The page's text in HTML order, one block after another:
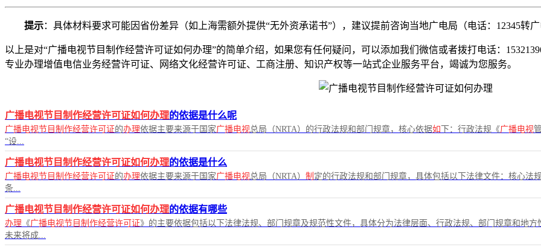
提示：具体材料要求可能因省份差异（如上海需额外提供“无外资承诺书”），建议提前咨询当地广电局（电话：12345转广
以上是对“广播电视节目制作经营许可证如何办理”的简单介绍，如果您有任何疑问，可以添加我们微信或者拨打电话：
专业办理增值电信业务经营许可证、网络文化经营许可证、工商注册、知识产权等一站式企业服务平台，竭诚为您服务。
广播电视节目制作经营许可证如何办理的依据是什么呢
广播电视节目制作经营许可证的办理依据主要来源于国家广播电视总局（NRTA）的行政法规和部门规章，核心依据如下：行政法规《广播电视管
“设...
广播电视节目制作经营许可证如何办理的依据是什么
广播电视节目制作经营许可证的办理依据主要来源于国家广播电视总局（NRTA） 制 定的行政法规和部门规章，具体包括以下法律文件：核心法
条...
广播电视节目制作经营许可证如何办理的依据有哪些
办理 《广播电视节目制作经营许可证》的主要依据包括以下法律法规、部门规章及规范性文件，具体分为法律层面、行政法规、部门规章和地方
未来将成...